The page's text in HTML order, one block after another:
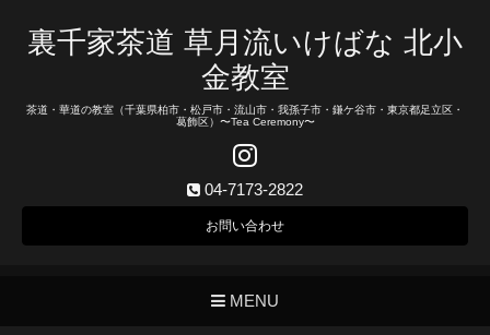
裏千家茶道 草月流いけばな 北小
金教室
茶道・華道の教室（千葉県柏市・松戸市・流山市・我孫子市・鎌ケ谷市・東京都足立区・
葛飾区）〜Tea Ceremony〜
04-7173-2822
お問い合わせ
MENU